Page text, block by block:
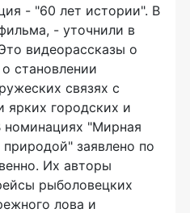
- "60 лет истории". В
- уточнили в
видеорассказы о
становлении
связях с
ярких городских и
"Мирная
заявлено по
Их авторы
рыболовецких
лова и